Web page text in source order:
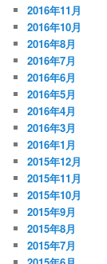
2016年11月
2016年10月
2016年8月
2016年7月
2016年6月
2016年5月
2016年4月
2016年3月
2016年1月
2015年12月
2015年11月
2015年10月
2015年9月
2015年8月
2015年7月